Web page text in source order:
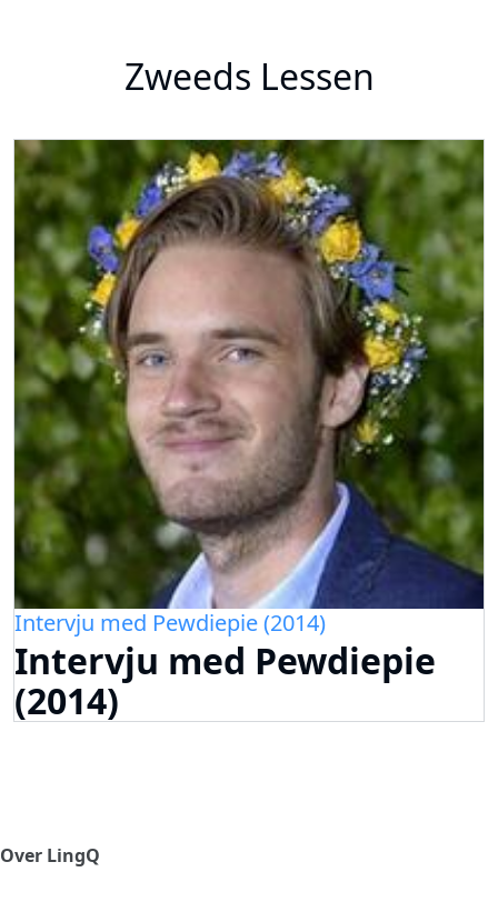
Zweeds Lessen
Intervju med Pewdiepie (2014)
Intervju med Pewdiepie
(2014)
Over LingQ